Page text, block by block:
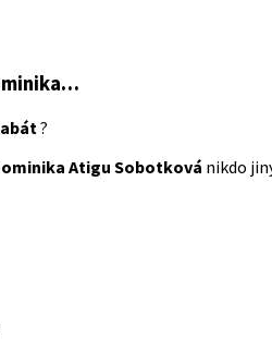
?
Atigu Sobotková nikdo